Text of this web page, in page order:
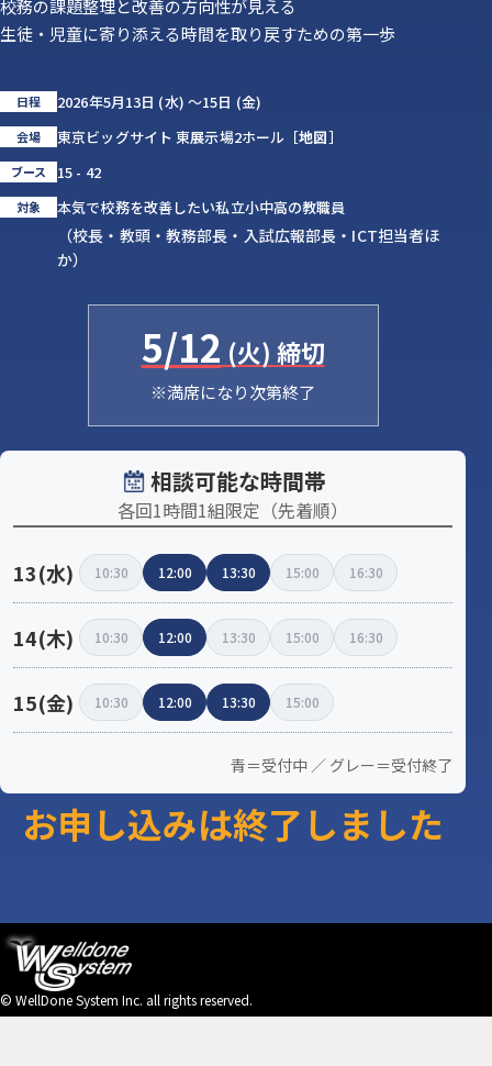
校務の課題整理と改善の方向性が見える
生徒・児童に寄り添える時間を取り戻すための第一歩
日程 2026年5月13日 (水) 〜15日 (金)
会場 東京ビッグサイト 東展示場2ホール［地図］
ブース 15 - 42
対象 本気で校務を改善したい私立小中高の教職員
（校長・教頭・教務部長・入試広報部長・ICT担当者ほ
か）
5/12 (火) 締切
※満席になり次第終了
相談可能な時間帯
各回1時間1組限定（先着順）
13(水) 10:30 12:00 13:30 15:00 16:30
14(木) 10:30 12:00 13:30 15:00 16:30
15(金) 10:30 12:00 13:30 15:00
青＝受付中 ／ グレー＝受付終了
お申し込みは終了しました
© WellDone System Inc. all rights reserved.